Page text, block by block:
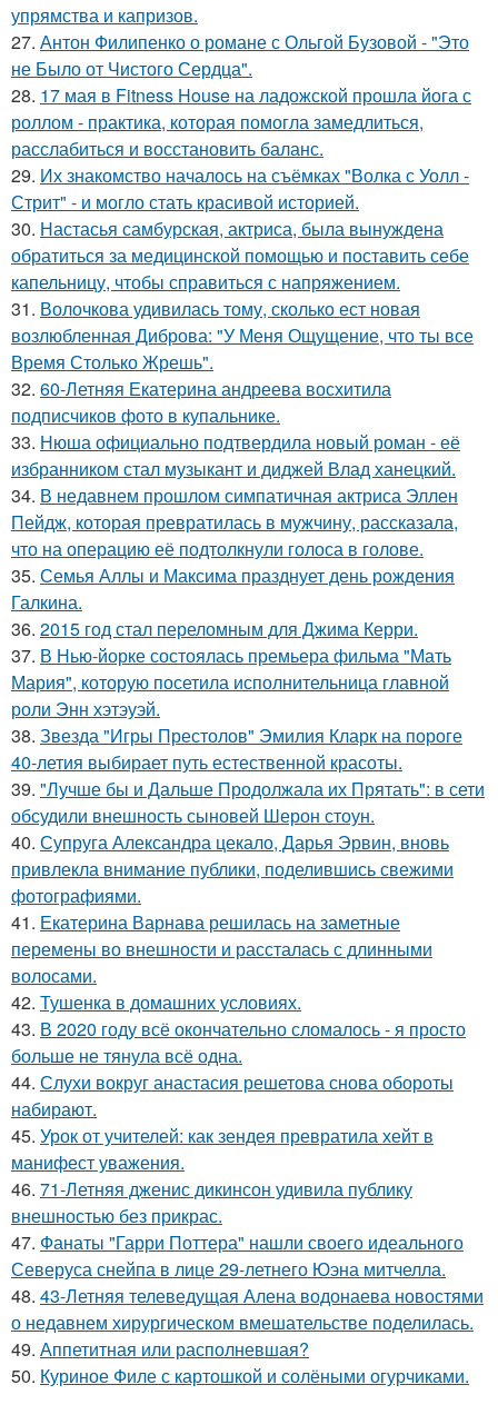
упрямства и капризов.
27. Антон Филипенко о романе с Ольгой Бузовой - "Это
не Было от Чистого Сердца".
28. 17 мая в Fitness House на ладожской прошла йога с
роллом - практика, которая помогла замедлиться,
расслабиться и восстановить баланс.
29. Их знакомство началось на съёмках "Волка с Уолл -
Стрит" - и могло стать красивой историей.
30. Настасья самбурская, актриса, была вынуждена
обратиться за медицинской помощью и поставить себе
капельницу, чтобы справиться с напряжением.
31. Волочкова удивилась тому, сколько ест новая
возлюбленная Диброва: "У Меня Ощущение, что ты все
Время Столько Жрешь".
32. 60-Летняя Екатерина андреева восхитила
подписчиков фото в купальнике.
33. Нюша официально подтвердила новый роман - её
избранником стал музыкант и диджей Влад ханецкий.
34. В недавнем прошлом симпатичная актриса Эллен
Пейдж, которая превратилась в мужчину, рассказала,
что на операцию её подтолкнули голоса в голове.
35. Семья Аллы и Максима празднует день рождения
Галкина.
36. 2015 год стал переломным для Джима Керри.
37. В Нью-йорке состоялась премьера фильма "Мать
Мария", которую посетила исполнительница главной
роли Энн хэтэуэй.
38. Звезда "Игры Престолов" Эмилия Кларк на пороге
40-летия выбирает путь естественной красоты.
39. "Лучше бы и Дальше Продолжала их Прятать": в сети
обсудили внешность сыновей Шерон стоун.
40. Супруга Александра цекало, Дарья Эрвин, вновь
привлекла внимание публики, поделившись свежими
фотографиями.
41. Екатерина Варнава решилась на заметные
перемены во внешности и рассталась с длинными
волосами.
42. Тушенка в домашних условиях.
43. В 2020 году всё окончательно сломалось - я просто
больше не тянула всё одна.
44. Слухи вокруг анастасия решетова снова обороты
набирают.
45. Урок от учителей: как зендея превратила хейт в
манифест уважения.
46. 71-Летняя дженис дикинсон удивила публику
внешностью без прикрас.
47. Фанаты "Гарри Поттера" нашли своего идеального
Северуса снейпа в лице 29-летнего Юэна митчелла.
48. 43-Летняя телеведущая Алена водонаева новостями
о недавнем хирургическом вмешательстве поделилась.
49. Аппетитная или располневшая?
50. Куриное Филе с картошкой и солёными огурчиками.